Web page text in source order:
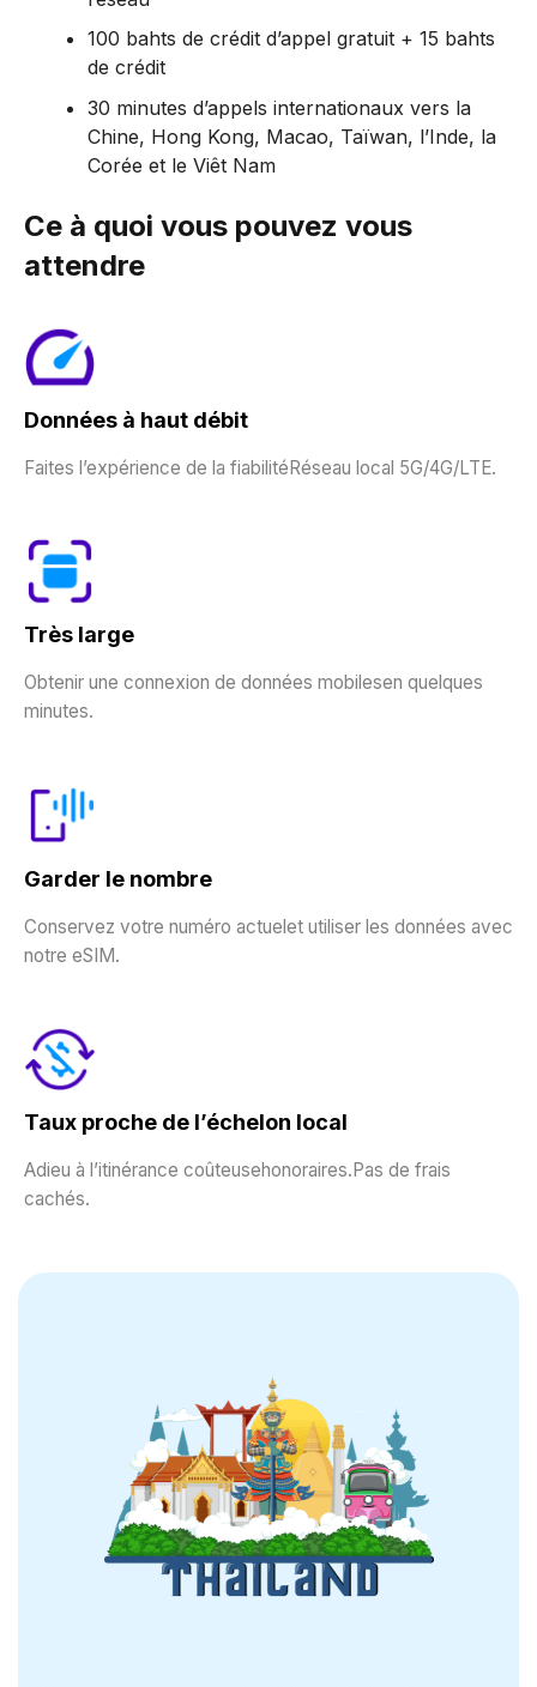
100 bahts de crédit d’appel gratuit + 15 bahts
de crédit
30 minutes d’appels internationaux vers la
Chine, Hong Kong, Macao, Taïwan, l’Inde, la
Corée et le Viêt Nam
Ce à quoi vous pouvez vous
attendre
Données à haut débit
Faites l’expérience de la fiabilitéRéseau local 5G/4G/LTE.
Très large
Obtenir une connexion de données mobilesen quelques
minutes.
Garder le nombre
Conservez votre numéro actuelet utiliser les données avec
notre eSIM.
Taux proche de l’échelon local
Adieu à l’itinérance coûteusehonoraires.Pas de frais
cachés.